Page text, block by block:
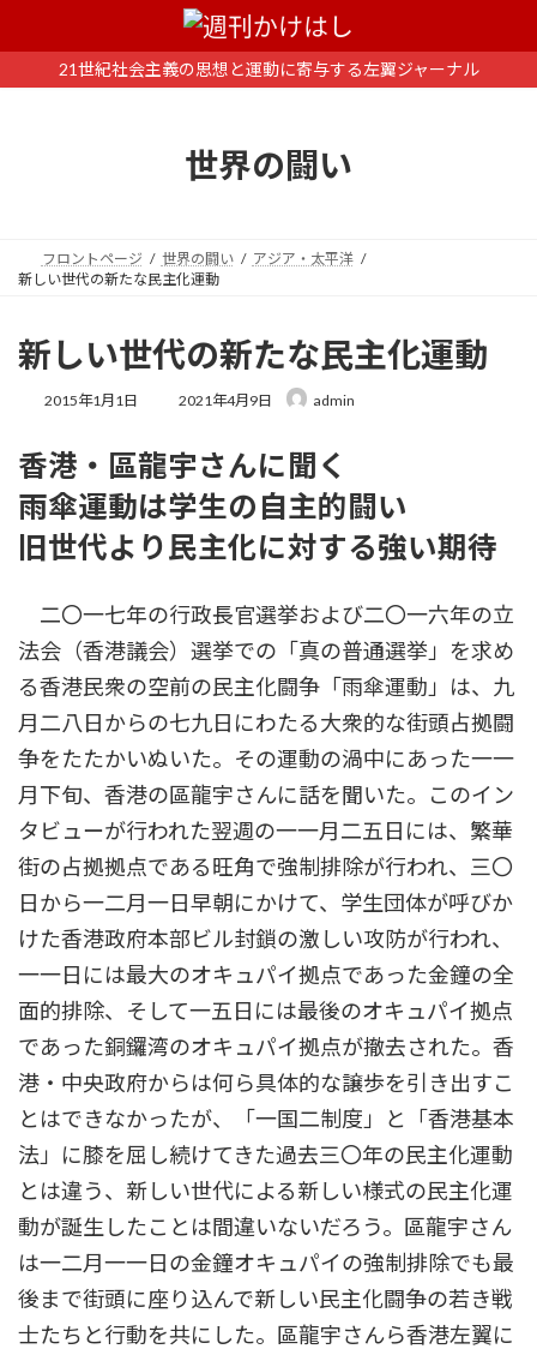
ン
ー
21世紀社会主義の思想と運動に寄与する左翼ジャーナル
世界の闘い
フロントページ 世界の闘い
アジア・太平洋
新しい世代の新たな民主化運動
新しい世代の新たな民主化運動
2015年1月1日
最
新
日
時
:
2021年4月9日 admin
香港・區龍宇さんに聞く
雨傘運動は学生の自主的闘い
旧世代より民主化に対する強い期待
二〇一七年の行政長官選挙および二〇一六年の立
法会（香港議会）選挙での「真の普通選挙」を求め
る香港民衆の空前の民主化闘争「雨傘運動」は、九
月二八日からの七九日にわたる大衆的な街頭占拠闘
争をたたかいぬいた。その運動の渦中にあった一一
月下旬、香港の區龍宇さんに話を聞いた。このイン
タビューが行われた翌週の一一月二五日には、繁華
街の占拠拠点である旺角で強制排除が行われ、三〇
日から一二月一日早朝にかけて、学生団体が呼びか
けた香港政府本部ビル封鎖の激しい攻防が行われ、
一一日には最大のオキュパイ拠点であった金鐘の全
面的排除、そして一五日には最後のオキュパイ拠点
であった銅鑼湾のオキュパイ拠点が撤去された。香
港・中央政府からは何ら具体的な譲歩を引き出すこ
とはできなかったが、「一国二制度」と「香港基本
法」に膝を屈し続けてきた過去三〇年の民主化運動
とは違う、新しい世代による新しい様式の民主化運
動が誕生したことは間違いないだろう。區龍宇さん
は一二月一一日の金鐘オキュパイの強制排除でも最
後まで街頭に座り込んで新しい民主化闘争の若き戦
士たちと行動を共にした。區龍宇さんら香港左翼に